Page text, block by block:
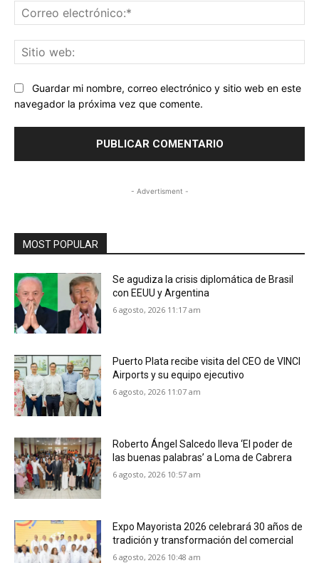
Guardar mi nombre, correo electrónico y sitio web en este
navegador la próxima vez que comente.
- Advertisment -
MOST POPULAR
Se agudiza la crisis diplomática de Brasil
con EEUU y Argentina
6 agosto, 2026 11:17 am
Puerto Plata recibe visita del CEO de VINCI
Airports y su equipo ejecutivo
6 agosto, 2026 11:07 am
Roberto Ángel Salcedo lleva ‘El poder de
las buenas palabras’ a Loma de Cabrera
6 agosto, 2026 10:57 am
Expo Mayorista 2026 celebrará 30 años de
tradición y transformación del comercial
6 agosto, 2026 10:48 am